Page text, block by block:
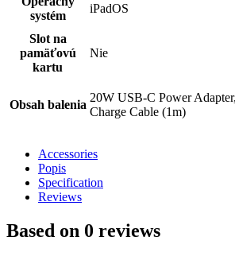
systém
iPadOS
Slot na
pamäťovú
kartu
Nie
Obsah balenia
20W USB-C Power
Charge Cable (1m)
Accessories
Popis
Specification
Reviews
Based on 0 reviews